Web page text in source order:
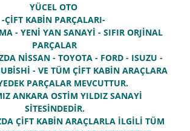
YÜCEL OTO
-ÇİFT KABİN PARÇALARI-
- YENİ YAN SANAYİ - SIFIR ORJİNAL
PARÇALAR
NİSSAN - TOYOTA - FORD - ISUZU -
- VE TÜM ÇİFT KABİN ARAÇLARA
PARÇALAR MEVCUTTUR.
ANKARA OSTİM YILDIZ SANAYİ
SİTESİNDEDİR.
ÇİFT KABİN ARAÇLARLA İLGİLİ TÜM